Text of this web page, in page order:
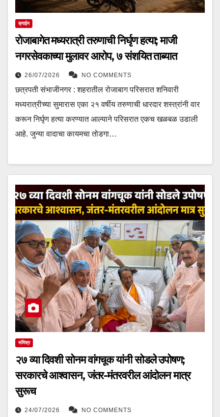
क्राईम
रोजाबागेत मध्यरात्री तरुणाची निर्घृण हत्या; माजी
नगरसेवकाच्या मुलावर आरोप, ७ संशयित ताब्यात
26/07/2026 NO COMMENTS
छत्रपती संभाजीनगर : शहरातील रोजाबाग परिसरात शनिवारी
मध्यरात्रीच्या सुमारास एका २१ वर्षीय तरुणाची धारदार शस्त्रांनी वार
करून निर्घृण हत्या करण्यात आल्याने परिसरात एकच खळबळ उडाली
आहे. जुन्या वादाचा कायमचा तोडगा…
संमिश्र
२७ व्या दिवशी सोनम वांगचूक यांनी सोडले उपोषण;
सरकारचे आश्वासन, जंतर-मंतरवरील आंदोलन मात्र
सुरूच
24/07/2026 NO COMMENTS